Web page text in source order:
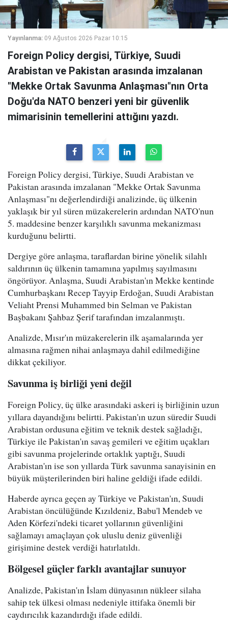
Yayınlanma: 09 Ağustos 2026 Pazar 10:15
Foreign Policy dergisi, Türkiye, Suudi
Arabistan ve Pakistan arasında imzalanan
"Mekke Ortak Savunma Anlaşması"nın Orta
Doğu'da NATO benzeri yeni bir güvenlik
mimarisinin temellerini attığını yazdı.
Foreign Policy dergisi, Türkiye, Suudi Arabistan ve
Pakistan arasında imzalanan "Mekke Ortak Savunma
Anlaşması"nı değerlendirdiği analizinde, üç ülkenin
yaklaşık bir yıl süren müzakerelerin ardından NATO'nun
5. maddesine benzer karşılıklı savunma mekanizması
kurduğunu belirtti.
Dergiye göre anlaşma, taraflardan birine yönelik silahlı
saldırının üç ülkenin tamamına yapılmış sayılmasını
öngörüyor. Anlaşma, Suudi Arabistan'ın Mekke kentinde
Cumhurbaşkanı Recep Tayyip Erdoğan, Suudi Arabistan
Veliaht Prensi Muhammed bin Selman ve Pakistan
Başbakanı Şahbaz Şerif tarafından imzalanmıştı.
Analizde, Mısır'ın müzakerelerin ilk aşamalarında yer
almasına rağmen nihai anlaşmaya dahil edilmediğine
dikkat çekiliyor.
Savunma iş birliği yeni değil
Foreign Policy, üç ülke arasındaki askeri iş birliğinin uzun
yıllara dayandığını belirtti. Pakistan'ın uzun süredir Suudi
Arabistan ordusuna eğitim ve teknik destek sağladığı,
Türkiye ile Pakistan'ın savaş gemileri ve eğitim uçakları
gibi savunma projelerinde ortaklık yaptığı, Suudi
Arabistan'ın ise son yıllarda Türk savunma sanayisinin en
büyük müşterilerinden biri haline geldiği ifade edildi.
Haberde ayrıca geçen ay Türkiye ve Pakistan'ın, Suudi
Arabistan öncülüğünde Kızıldeniz, Babu'l Mendeb ve
Aden Körfezi'ndeki ticaret yollarının güvenliğini
sağlamayı amaçlayan çok uluslu deniz güvenliği
girişimine destek verdiği hatırlatıldı.
Bölgesel güçler farklı avantajlar sunuyor
Analizde, Pakistan'ın İslam dünyasının nükleer silaha
sahip tek ülkesi olması nedeniyle ittifaka önemli bir
caydırıcılık kazandırdığı ifade edildi.